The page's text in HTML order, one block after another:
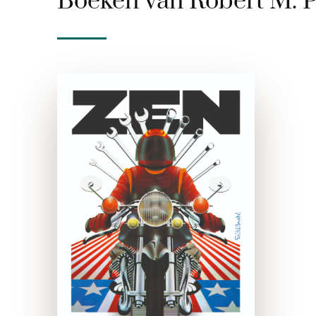
Zen en de kunst van
het
motoronderhoud
paperback
In Zen & de kunst van het
motoronderhoud verhaalt
Robert M. Pirsig over de
motorfietstocht die de
hoofdfiguur en zijn elf jaar
oude zoon Chris een
zomermaand lang van
Minnesota …